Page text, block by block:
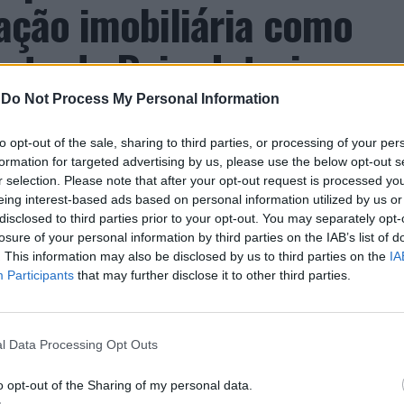
Do Not Process My Personal Information
opt-out of the sale, sharing to third parties, or processing of your
for targeted advertising by us, please use the below opt-out
selection. Please note that after your opt-out request is processed
interest-based ads based on personal information utilized by us
to third parties prior to your opt-out. You may separately
of your personal information by third parties on the IAB’s list of
This information may also be disclosed by us to third parties on the
Participants that may further disclose it to other third parties.
Data Processing Opt Outs
opt-out of the Sharing of my personal data.
imobiliária como
da Beira Interior
defende que a Beira Interior, localizada
período de “forte crescimento económico e
atualmente “condições para atrair novos
e consolidar um modelo de
na inovação e na valorização do território”.
no âmbito de mais uma edição da
16 e 26 de julho, na Covilhã, sendo considerada